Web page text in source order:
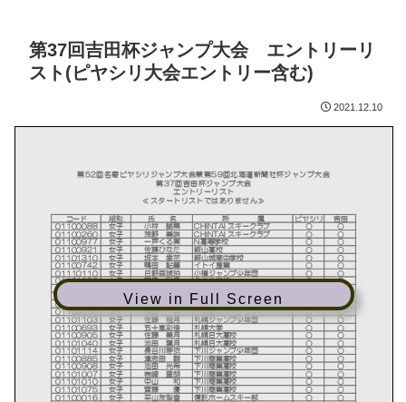
第37回吉田杯ジャンプ大会 エントリーリ
スト(ピヤシリ大会エントリー含む)
2021.12.10
View in Full Screen